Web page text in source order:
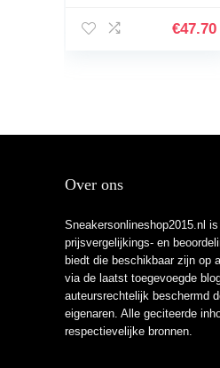
€47.70
Over ons
Sneakersonlineshop2015.nl
prijsvergelijkings- en
biedt die beschikbaar zijn op
via de laatst toegevoegde
auteursrechtelijk beschermd
eigenaren. Alle geciteerde
respectievelijke bronnen.